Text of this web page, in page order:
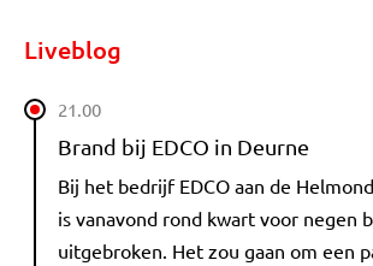
Liveblog
21.00
Brand bij EDCO in Deurne
Bij het bedrijf EDCO aan de
is vanavond rond kwart voor negen
uitgebroken. Het zou gaan om een